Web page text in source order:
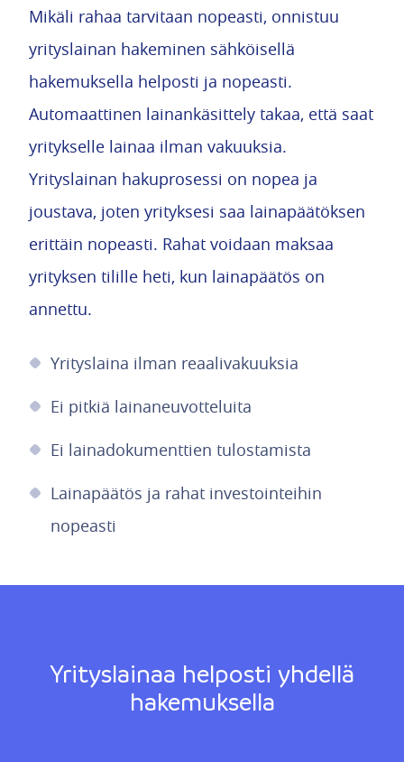
Mikäli rahaa tarvitaan nopeasti, onnistuu
yrityslainan hakeminen sähköisellä
hakemuksella helposti ja nopeasti.
Automaattinen lainankäsittely takaa, että saat
yritykselle lainaa ilman vakuuksia.
Yrityslainan hakuprosessi on nopea ja
joustava, joten yrityksesi saa lainapäätöksen
erittäin nopeasti. Rahat voidaan maksaa
yrityksen tilille heti, kun lainapäätös on
annettu.
Yrityslaina ilman reaalivakuuksia
Ei pitkiä lainaneuvotteluita
Ei lainadokumenttien tulostamista
Lainapäätös ja rahat investointeihin
nopeasti
Yrityslainaa helposti yhdellä
hakemuksella